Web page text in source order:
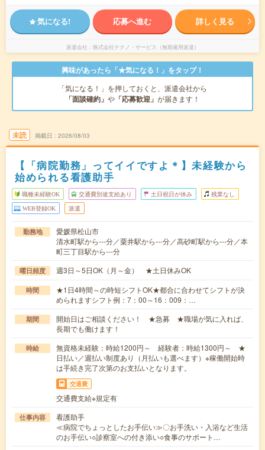
気になる! 応募へ進む 詳しく見る
派遣会社 株式会社テクノ・サービス（無期雇用派遣）
興味があったら「★気になる！」をタップ！
「気になる！」を押しておくと、派遣会社から
「面談確約」 や 「応募歓迎」 が届きます！
未読 掲載日 2026/08/03
【「病院勤務」ってイイですよ＊】未経験から
始められる看護助手
職種未経験OK 交通費別途支給あり 土日祝日が休み 残業なし
WEB登録OK 派遣
勤務地
愛媛県松山市
清水町駅から---分／粟井駅から---分／高砂町駅から---分／本
町三丁目駅から---分
曜日頻度 週3日～5日OK（月～金） ★土日休みOK
時間
★1日4時間～の時短シフトOK★都合に合わせてシフトが決
められますシフト例：7：00～16：009：…
期間
開始日はご相談ください！ ★急募 ★職場が気に入れば、
長期でも働けます！
時給
無資格未経験：時給1200円～ 経験者：時給1300円～ ★
日払い／週払い制度あり（月払いも選べます）※稼働開始時
は手続き完了次第のお支払いとなります。
交通費
交通費支給※規定有
仕事内容
看護助手
≪病院でちょっとしたお手伝い≫〇お手洗い・入浴など生活
のお手伝い○診察室への付き添い○食事のサポート…